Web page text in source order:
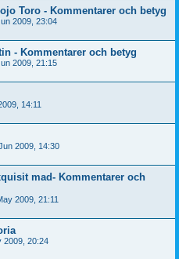
Toro - Kommentarer och betyg
2009, 23:04
- Kommentarer och betyg
2009, 21:15
14:11
2009, 14:30
mad- Kommentarer och
2009, 21:11
2009, 20:24